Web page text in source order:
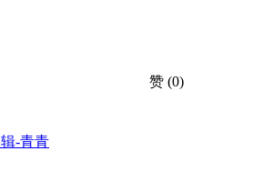
赞 (0)
-青青